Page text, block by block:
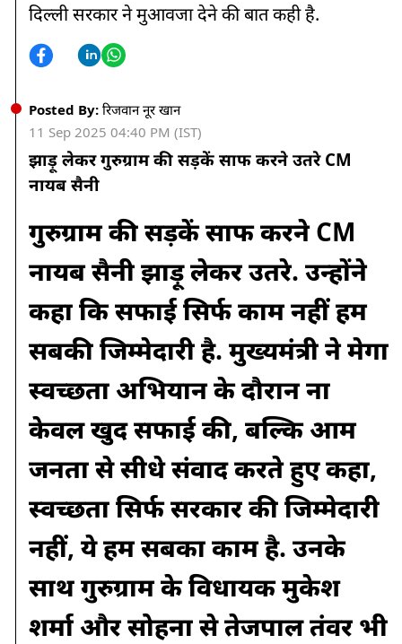
दिल्ली सरकार ने मुआवजा देने की बात कही है.
Posted By: रिजवान नूर खान
11 Sep 2025 04:40 PM (IST)
झाड़ू लेकर गुरुग्राम की सड़कें साफ करने उतरे CM
नायब सैनी
गुरुग्राम की सड़कें साफ करने CM
नायब सैनी झाड़ू लेकर उतरे. उन्होंने
कहा कि सफाई सिर्फ काम नहीं हम
सबकी जिम्मेदारी है. मुख्यमंत्री ने मेगा
स्वच्छता अभियान के दौरान ना
केवल खुद सफाई की, बल्कि आम
जनता से सीधे संवाद करते हुए कहा,
स्वच्छता सिर्फ सरकार की जिम्मेदारी
नहीं, ये हम सबका काम है. उनके
साथ गुरुग्राम के विधायक मुकेश
शर्मा और सोहना से तेजपाल तंवर भी